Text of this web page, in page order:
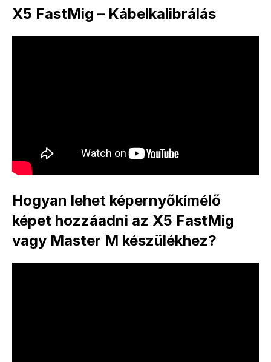
X5 FastMig – Kábelkalibrálás
Hogyan lehet képernyőkímélő
képet hozzáadni az X5 FastMig
vagy Master M készülékhez?